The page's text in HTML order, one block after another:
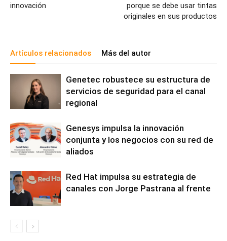
innovación
porque se debe usar tintas
originales en sus productos
Artículos relacionados Más del autor
Genetec robustece su estructura de
servicios de seguridad para el canal
regional
Genesys impulsa la innovación
conjunta y los negocios con su red de
aliados
Red Hat impulsa su estrategia de
canales con Jorge Pastrana al frente